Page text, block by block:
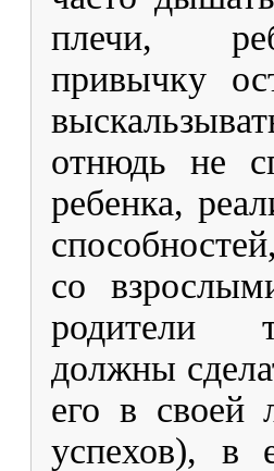
плечи,
привычку
отнюдь не
ребенка,
со
родители
должны
его в своей
успехов), в